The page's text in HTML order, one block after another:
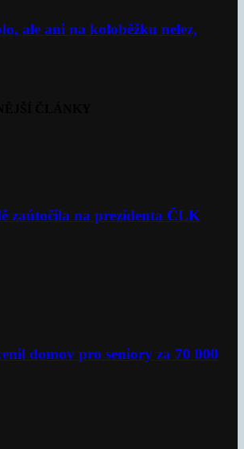
ale ani na koloběžku nelez,
zaútočila na prezidenta ČLK
domov pro seniory za 70 000